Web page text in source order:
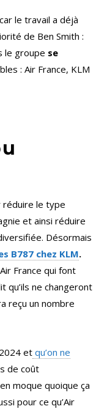
le travail a déjà
de Ben Smith :
le groupe se
: Air France, KLM
réduire le type
et ainsi réduire
Désormais
B787 chez KLM.
France qui font
qu’ils ne changeront
reçu un nombre
etqu’on ne
de coût
moque quoique ça
pour ce qu’Air